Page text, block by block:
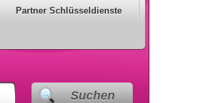
Partner Schlüsseldienste
Suchen